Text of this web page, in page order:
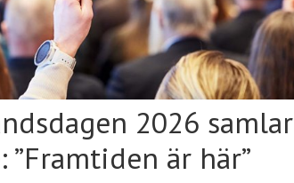
2026 samlar
”Framtiden är här”